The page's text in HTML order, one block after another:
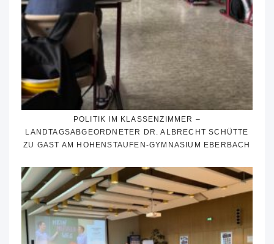
POLITIK IM KLASSENZIMMER –
LANDTAGSABGEORDNETER DR. ALBRECHT SCHÜTTE
ZU GAST AM HOHENSTAUFEN-GYMNASIUM EBERBACH